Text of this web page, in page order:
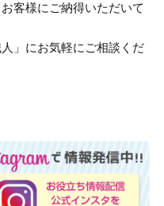
客様にご納得いただいて
」にお気軽にご相談くだ